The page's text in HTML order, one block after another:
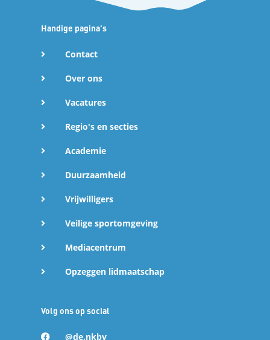
Rogier Wouters en Nienke Oostra winnen NK Skimo
NK Skimo Sprint plaats in Landgraaf. De Sprintdiscipline is
debuteren op de Olympische Winterspelen 2026 van
Lees verder
Uitslagen
Handige pagina's
Contact
Over ons
Vacatures
Regio's en secties
Academie
Duurzaamheid
Vrijwilligers
Veilige sportomgeving
Mediacentrum
Opzeggen lidmaatschap
Volg ons op social
@de.nkbv